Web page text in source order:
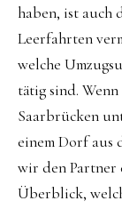
haben, ist auch
Leerfahrten
welche
tätig sind.
Saarbrücken
einem Dorf aus
wir den Partner
Überblick,